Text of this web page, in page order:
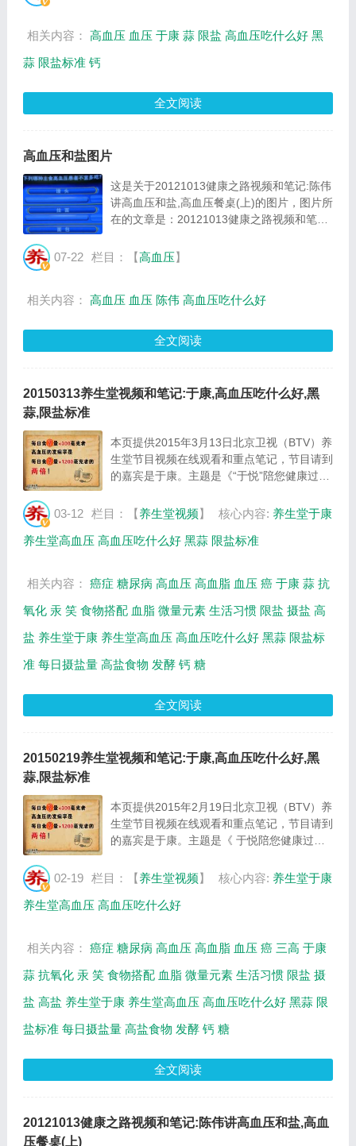
相关内容： 高血压 血压 于康 蒜 限盐 高血压吃什么好 黑
蒜 限盐标准 钙
全文阅读
高血压和盐图片
这是关于20121013健康之路视频和笔记:陈伟
讲高血压和盐,高血压餐桌(上)的图片，图片所
在的文章是：20121013健康之路视频和笔记:
501x401像素，格式是JPG，图片大小是
07-22 栏目：【高血压】
相关内容： 高血压 血压 陈伟 高血压吃什么好
全文阅读
20150313养生堂视频和笔记:于康,高血压吃什么好,黑
蒜,限盐标准
本页提供2015年3月13日北京卫视（BTV）养
生堂节目视频在线观看和重点笔记，节目请到
的嘉宾是于康。主题是《“于悦”陪您健康过大
什么好，限盐标准，黑蒜的功效和作用等相关
的...
03-12 栏目：【养生堂视频】 核心内容: 养生堂于康
养生堂高血压 高血压吃什么好 黑蒜 限盐标准
相关内容： 癌症 糖尿病 高血压 高血脂 血压 癌 于康 蒜 抗
氧化 汞 笑 食物搭配 血脂 微量元素 生活习惯 限盐 摄盐 高
盐 养生堂于康 养生堂高血压 高血压吃什么好 黑蒜 限盐标
准 每日摄盐量 高盐食物 发酵 钙 糖
全文阅读
20150219养生堂视频和笔记:于康,高血压吃什么好,黑
蒜,限盐标准
本页提供2015年2月19日北京卫视（BTV）养
生堂节目视频在线观看和重点笔记，节目请到
的嘉宾是于康。主题是《 于悦陪您健康过大
吃什么好，限盐标准，黑蒜的功效和作用等相
的...
02-19 栏目：【养生堂视频】 核心内容: 养生堂于康
养生堂高血压 高血压吃什么好
相关内容： 癌症 糖尿病 高血压 高血脂 血压 癌 三高 于康
蒜 抗氧化 汞 笑 食物搭配 血脂 微量元素 生活习惯 限盐 摄
盐 高盐 养生堂于康 养生堂高血压 高血压吃什么好 黑蒜 限
盐标准 每日摄盐量 高盐食物 发酵 钙 糖
全文阅读
20121013健康之路视频和笔记:陈伟讲高血压和盐,高血
压餐桌(上)